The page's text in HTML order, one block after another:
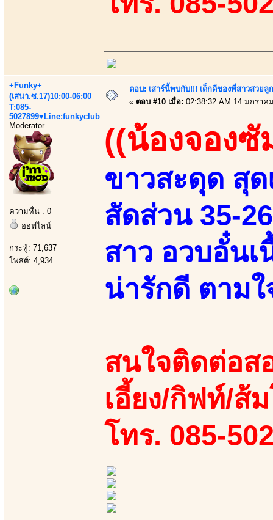
+Funky+
(เสนา.ซ.17)10:00-06:00
T:085-
5027899♥Line:funkyclub
Moderator
ความหื่น : 0
ออฟไลน์
กระทู้: 71,637
โพสต์: 4,934
ตอบ: เสาร์นี้พบกับ!!! เด็กดีของพี่สาวสวยลู
« ตอบ #10 เมื่อ: 02:38:32 AM 14 มกราค
((น้องจองซั
ขาวสะดุด สุด
สัดส่วน 35-
สาว อวบอั๋น
น่ารักดี ตามใ
สนใจติดต่อส
เอี้ยง/กิฟท์/ส้
โทร. 085-